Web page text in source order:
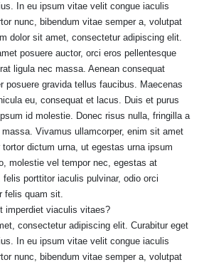
In eu ipsum vitae velit congue iaculis
nunc, bibendum vitae semper a, volutpat
dolor sit amet, consectetur adipiscing elit.
posuere auctor, orci eros pellentesque
ligula nec massa. Aenean consequat
posuere gravida tellus faucibus. Maecenas
eu, consequat et lacus. Duis et purus
id molestie. Donec risus nulla, fringilla a
Vivamus ullamcorper, enim sit amet
dictum urna, ut egestas urna ipsum
molestie vel tempor nec, egestas at
felis porttitor iaculis pulvinar, odio orci
felis quam sit.
imperdiet viaculis vitaes?
consectetur adipiscing elit. Curabitur eget
In eu ipsum vitae velit congue iaculis
nunc, bibendum vitae semper a, volutpat